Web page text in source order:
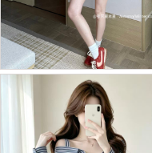
BY29702# 张阿星甜心萌...
Batch Price： ￥62